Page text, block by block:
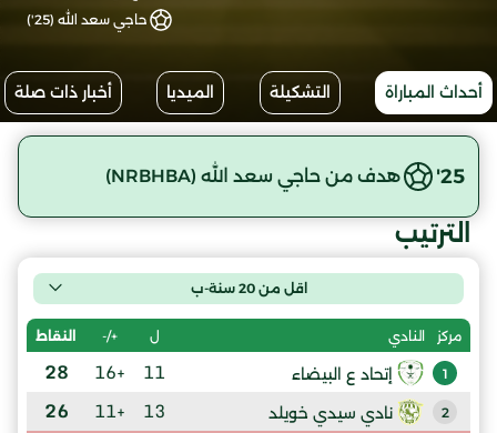
حاجي سعد الله (25')
أحداث المباراة التشكيلة الميديا أخبار ذات صلة
25' هدف من حاجي سعد الله (NRBHBA)
الترتيب
اقل من 20 سنة-ب
مركز النادي ل +/- النقاط
1 إتحاد ع البيضاء 11
+16
28
2 نادي سيدي خويلد 13
+11
26